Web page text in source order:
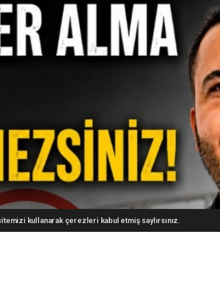
kullanarak çerezleri kabul etmiş saylırsınız.